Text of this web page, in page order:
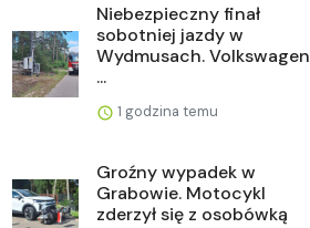
Niebezpieczny finał
sobotniej jazdy w
Wydmusach. Volkswagen
...
1 godzina temu
Groźny wypadek w
Grabowie. Motocykl
zderzył się z osobówką